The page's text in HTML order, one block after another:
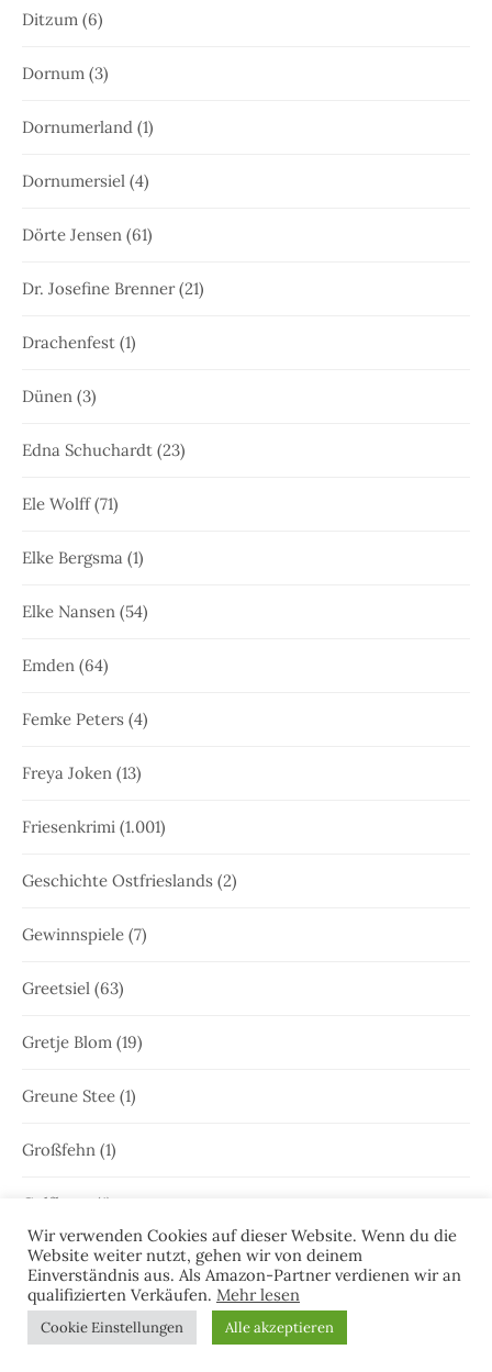
Ditzum (6)
Dornum (3)
Dornumerland (1)
Dornumersiel (4)
Dörte Jensen (61)
Dr. Josefine Brenner(21)
Drachenfest (1)
Dünen (3)
Edna Schuchardt (23)
Ele Wolff(71)
Elke Bergsma (1)
Elke Nansen (54)
Emden (64)
Femke Peters (4)
Freya Joken (13)
Friesenkrimi (1.001)
Geschichte Ostfrieslands (2)
Gewinnspiele (7)
Greetsiel (63)
Gretje Blom (19)
Greune Stee (1)
Großfehn (1)
Gulfhaus (1)
Hammrich(1)
Hans-Rainer Riekers(8)
Wir verwenden Cookies auf dieser Website. Wenn du die
Website weiter nutzt, gehen wir von deinem
Einverständnis aus. Als Amazon-Partner verdienen wir an
qualifizierten Verkäufen. Mehr lesen
Cookie Einstellungen Alle akzeptieren